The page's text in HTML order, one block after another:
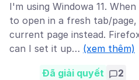
I'm using Windowa 11.
to open in a fresh tab/
current page instead.
can I set it up… (xem thêm)
Đã giải quyết 2